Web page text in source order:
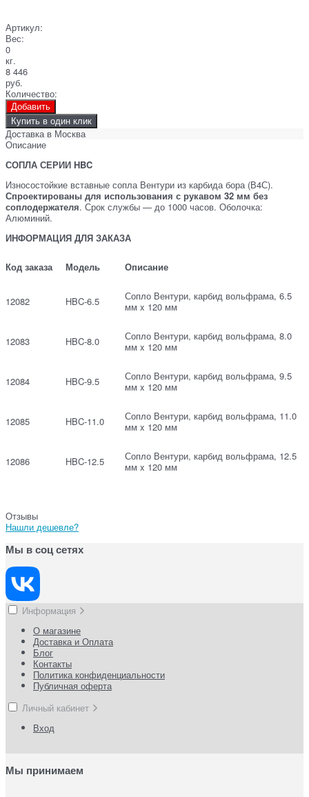
Артикул:
Вес:
0
кг.
8 446
руб.
Количество:
Добавить
Купить в один клик
Доставка в Москва
Описание
СОПЛА СЕРИИ HBC
Износостойкие вставные сопла Вентури из карбида бора (В4С).
Спроектированы для использования с рукавом 32 мм без
соплодержателя. Срок службы — до 1000 часов. Оболочка:
Алюминий.
ИНФОРМАЦИЯ ДЛЯ ЗАКАЗА
Код заказа Модель Описание
12082 HBC-6.5
Сопло Вентури, карбид вольфрама, 6.5
мм x 120 мм
12083 HBC-8.0
Сопло Вентури, карбид вольфрама, 8.0
мм x 120 мм
12084 HBC-9.5
Сопло Вентури, карбид вольфрама, 9.5
мм x 120 мм
12085 HBC-11.0
Сопло Вентури, карбид вольфрама, 11.0
мм x 120 мм
12086 HBC-12.5
Сопло Вентури, карбид вольфрама, 12.5
мм x 120 мм
Отзывы
Нашли дешевле?
Мы в соц сетях
Информация
О магазине
Доставка и Оплата
Блог
Контакты
Политика конфиденциальности
Публичная оферта
Личный кабинет
Вход
Мы принимаем